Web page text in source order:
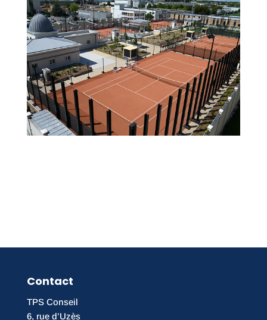
Contact
TPS Conseil
6, rue d’Uzès